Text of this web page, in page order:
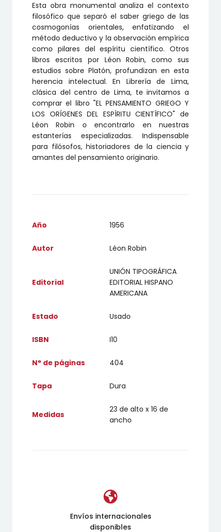
Esta obra monumental analiza el contexto
filosófico que separó el saber griego de las
cosmogonías orientales, enfatizando el
método deductivo y la observación empírica
como pilares del espíritu científico. Otros
libros escritos por Léon Robin, como sus
estudios sobre Platón, profundizan en esta
herencia intelectual. En Librería de Lima,
clásica del centro de Lima, te invitamos a
comprar el libro "EL PENSAMIENTO GRIEGO Y
LOS ORÍGENES DEL ESPÍRITU CIENTÍFICO" de
Léon Robin o encontrarlo en nuestras
estanterías especializadas. Indispensable
para filósofos, historiadores de la ciencia y
amantes del pensamiento originario.
Año 1956
Autor Léon Robin
Editorial
UNIÓN TIPOGRÁFICA
EDITORIAL HISPANO
AMERICANA
Estado Usado
ISBN I10
N° de páginas 404
Tapa Dura
Medidas
23 de alto x 16 de
ancho
Envíos internacionales
disponibles